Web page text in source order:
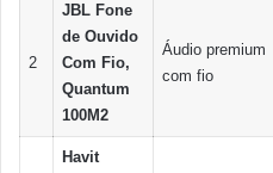
2
JBL Fone
de Ouvido
Com Fio,
Quantum
100M2
Áudio premium
com fio
Havit